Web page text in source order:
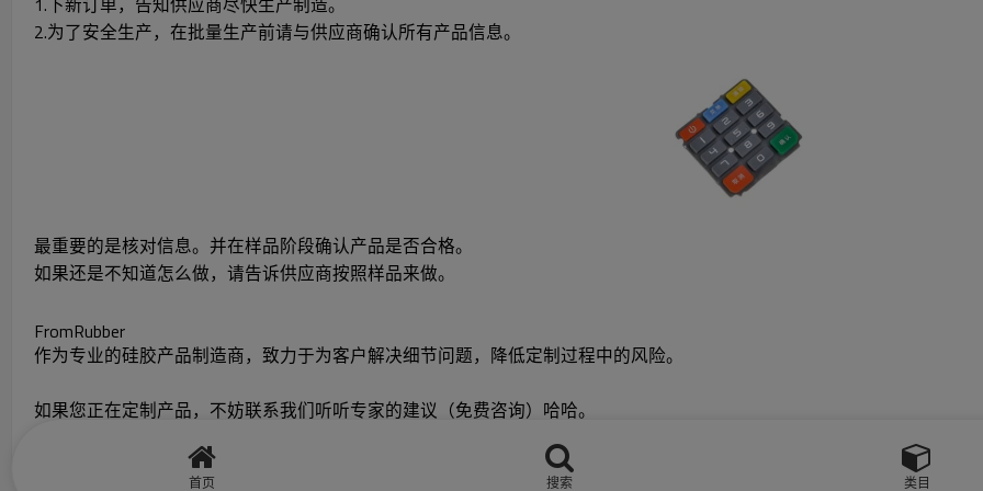
2.为了安全生产，在批量生产前请与供应商确认所有产品信息。
最重要的是核对信息。并在样品阶段确认产品是否合格。
如果还是不知道怎么做，请告诉供应商按照样品来做。
FromRubber
作为专业的硅胶产品制造商，致力于为客户解决细节问题，降低定制过程中的风险。
如果您正在定制产品，不妨联系我们听听专家的建议（免费咨询）哈哈。
首页 搜索 类目